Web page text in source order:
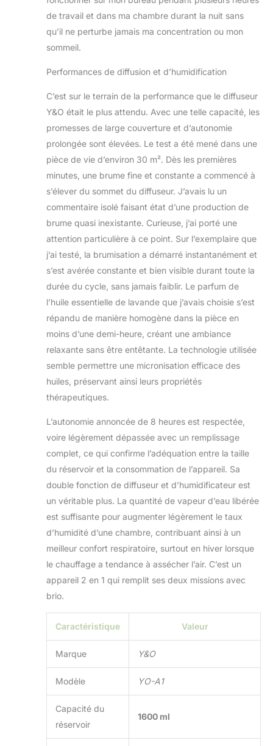
de travail et dans ma chambre durant la nuit sans
qu’il ne perturbe jamais ma concentration ou mon
sommeil.
Performances de diffusion et d’humidification
C’est sur le terrain de la performance que le diffuseur
Y&O était le plus attendu. Avec une telle capacité, les
promesses de large couverture et d’autonomie
prolongée sont élevées. Le test a été mené dans une
pièce de vie d’environ 30 m². Dès les premières
minutes, une brume fine et constante a commencé à
s’élever du sommet du diffuseur. J’avais lu un
commentaire isolé faisant état d’une production de
brume quasi inexistante. Curieuse, j’ai porté une
attention particulière à ce point. Sur l’exemplaire que
j’ai testé, la brumisation a démarré instantanément et
s’est avérée constante et bien visible durant toute la
durée du cycle, sans jamais faiblir. Le parfum de
l’huile essentielle de lavande que j’avais choisie s’est
répandu de manière homogène dans la pièce en
moins d’une demi-heure, créant une ambiance
relaxante sans être entêtante. La technologie utilisée
semble permettre une micronisation efficace des
huiles, préservant ainsi leurs propriétés
thérapeutiques.
L’autonomie annoncée de 8 heures est respectée,
voire légèrement dépassée avec un remplissage
complet, ce qui confirme l’adéquation entre la taille
du réservoir et la consommation de l’appareil. Sa
double fonction de diffuseur et d’humidificateur est
un véritable plus. La quantité de vapeur d’eau libérée
est suffisante pour augmenter légèrement le taux
d’humidité d’une chambre, contribuant ainsi à un
meilleur confort respiratoire, surtout en hiver lorsque
le chauffage a tendance à assécher l’air. C’est un
appareil 2 en 1 qui remplit ses deux missions avec
brio.
Caractéristique Valeur
Marque Y&O
Modèle YO-A1
Capacité du
réservoir
1600 ml